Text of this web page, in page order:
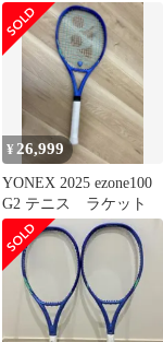
¥26,999
YONEX 2025 ezone100
G2 テニス ラケット